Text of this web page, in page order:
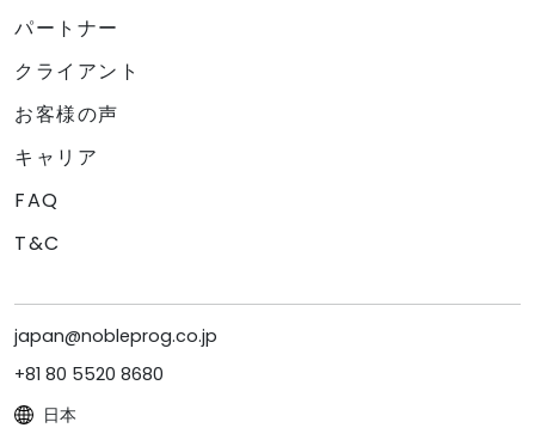
パートナー
クライアント
お客様の声
キャリア
FAQ
T&C
japan@nobleprog.co.jp
+81 80 5520 8680
日本